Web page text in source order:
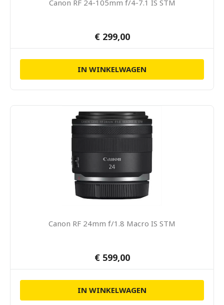
Canon RF 24-105mm f/4-7.1 IS STM
€ 299,00
IN WINKELWAGEN
Canon RF 24mm f/1.8 Macro IS STM
€ 599,00
IN WINKELWAGEN